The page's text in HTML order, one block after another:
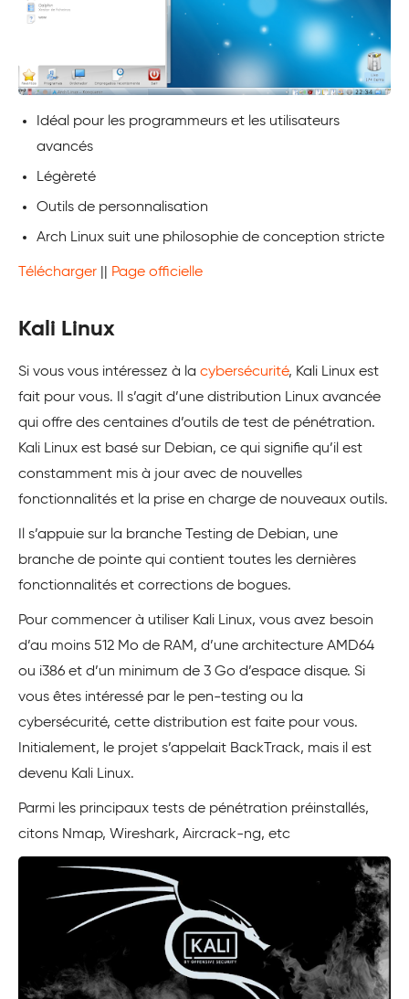
Idéal pour les programmeurs et les utilisateurs
avancés
Légèreté
Outils de personnalisation
Arch Linux suit une philosophie de conception stricte
Télécharger Page officielle
Kali Linux
Si vous vous intéressez à la cybersécurité, Kali Linux est
fait pour vous. Il s’agit d’une distribution Linux avancée
qui offre des centaines d’outils de test de pénétration.
Kali Linux est basé sur Debian, ce qui signifie qu’il est
constamment mis à jour avec de nouvelles
fonctionnalités et la prise en charge de nouveaux outils.
Il s’appuie sur la branche Testing de Debian, une
branche de pointe qui contient toutes les dernières
fonctionnalités et corrections de bogues.
Pour commencer à utiliser Kali Linux, vous avez besoin
d’au moins 512 Mo de RAM, d’une architecture AMD64
ou i386 et d’un minimum de 3 Go d’espace disque. Si
vous êtes intéressé par le pen-testing ou la
cybersécurité, cette distribution est faite pour vous.
Initialement, le projet s’appelait BackTrack, mais il est
devenu Kali Linux.
Parmi les principaux tests de pénétration préinstallés,
citons Nmap, Wireshark, Aircrack-ng, etc